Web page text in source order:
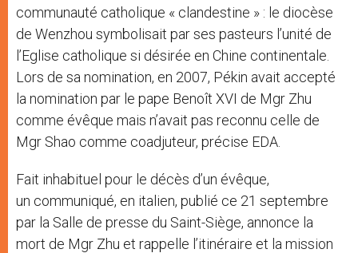
communauté catholique « clandestine » : le diocèse
de Wenzhou symbolisait par ses pasteurs l’unité de
l’Eglise catholique si désirée en Chine continentale.
Lors de sa nomination, en 2007, Pékin avait accepté
la nomination par le pape Benoît XVI de Mgr Zhu
comme évêque mais n’avait pas reconnu celle de
Mgr Shao comme coadjuteur, précise EDA.
Fait inhabituel pour le décès d’un évêque,
un communiqué, en italien, publié ce 21 septembre
par la Salle de presse du Saint-Siège, annonce la
mort de Mgr Zhu et rappelle l’itinéraire et la mission